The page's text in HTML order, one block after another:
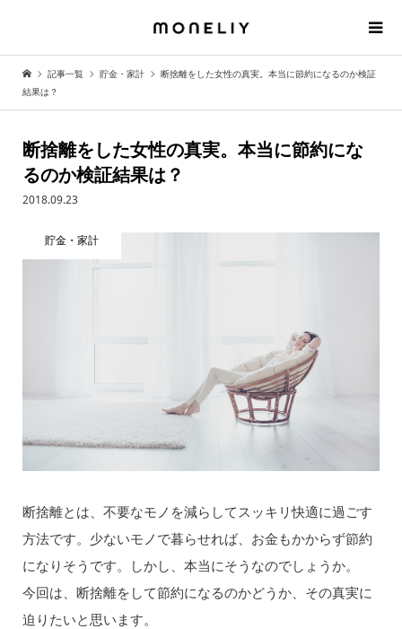
記事一覧 貯金・家計
断捨離をした女性の真実。本当に節約になるのか検証
結果は？
断捨離をした女性の真実。本当に節約にな
るのか検証結果は？
2018.09.23
貯金・家計
断捨離とは、不要なモノを減らしてスッキリ快適に過ごす
方法です。少ないモノで暮らせれば、お金もかからず節約
になりそうです。しかし、本当にそうなのでしょうか。
今回は、断捨離をして節約になるのかどうか、その真実に
迫りたいと思います。